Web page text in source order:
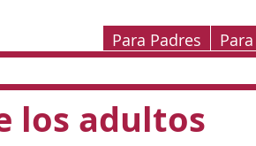
Para Padres
los adultos